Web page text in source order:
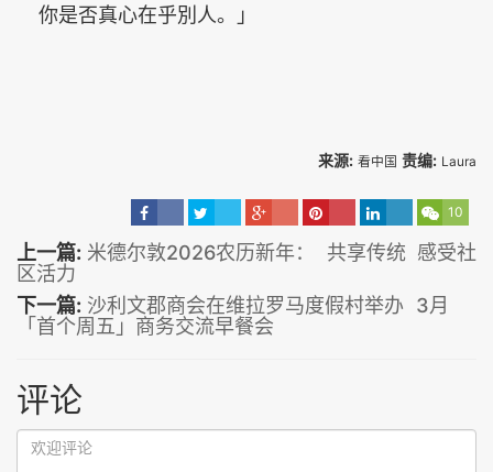
你是否真心在乎別人。」
来源: 看中国 责编: Laura
10
上一篇: 米德尔敦2026农历新年： 共享传统 感受社
区活力
下一篇: 沙利文郡商会在维拉罗马度假村举办 3月
「首个周五」商务交流早餐会
评论